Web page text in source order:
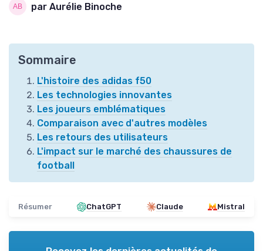
par Aurélie Binoche
Sommaire
L'histoire des adidas f50
Les technologies innovantes
Les joueurs emblématiques
Comparaison avec d'autres modèles
Les retours des utilisateurs
L'impact sur le marché des chaussures de
football
Résumer ChatGPT Claude Mistral